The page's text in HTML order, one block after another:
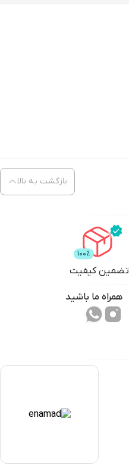
بازگشت به بالا
تضمین کیفیت
همراه ما باشید